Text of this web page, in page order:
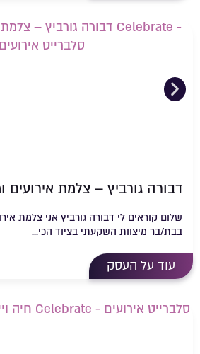
דבורה גורביץ – צלמת אירועים
שלום קוראים לי דבורה גורביץ אני צלמת
בבת/בר מיצוות השקעתי בציוד הכי...
עוד על העסק